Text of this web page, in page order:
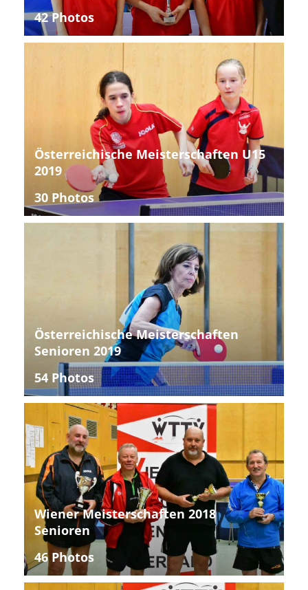
42 Photos
Österreichische Meisterschaften U15
2019
30 Photos
Österreichische Meisterschaften
Senioren 2019
54 Photos
Wiener Meisterschaften 2018
Senioren
46 Photos